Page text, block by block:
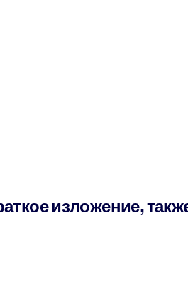
изложение,